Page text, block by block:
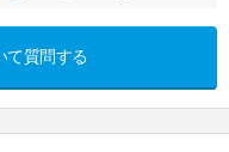
て質問する